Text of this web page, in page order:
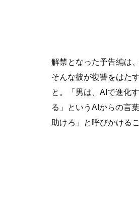
解禁となった予告編は
そんな彼が復讐をはた
と。「男は、AIで進化
る」というAIからの言
助けろ」と呼びかける